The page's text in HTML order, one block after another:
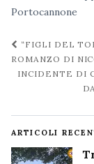
pagamento…
Portocannone
post
“FIGLI DEL
ROMANZO DI
INCIDENTE DI
ARTICOLI